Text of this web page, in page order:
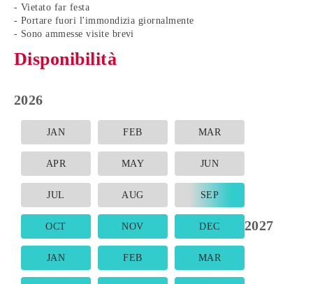
- Vietato far festa
- Portare fuori l'immondizia giornalmente
- Sono ammesse visite brevi
Disponibilità
2026
JAN FEB MAR
APR MAY JUN
JUL AUG SEP
OCT NOV DEC 2027
JAN FEB MAR